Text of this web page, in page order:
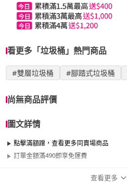
看更多「垃圾桶」熱門商品
#雙層垃圾桶 #腳踏式垃圾桶
尚無商品評價
圖文詳情
點擊滿額蹭，查看更多同賣場商品
訂單金額滿490即享免運費
查看更多